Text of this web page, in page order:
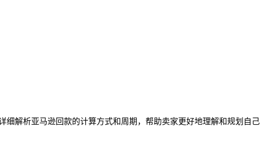
解析亚马逊回款的计算方式和周期，帮助卖家更好地理解和规划自己